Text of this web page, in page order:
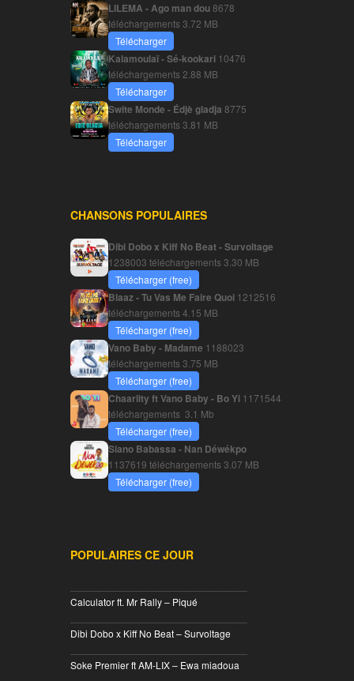
LILEMA - Ago man dou8678
téléchargements3.72 MB
Télécharger
Kalamoulaï - Sé-kookari 10476
téléchargements 2.88 MB
Télécharger
Swite Monde - Édjè gladja 8775
téléchargements3.81 MB
Télécharger
CHANSONS POPULAIRES
Dibi Dobo x Kiff No Beat - Survoltage
1238003 téléchargements3.30 MB
Télécharger (free)
Blaaz - Tu Vas Me Faire Quoi 1212516
téléchargements4.15 MB
Télécharger (free)
Vano Baby - Madame 1188023
téléchargements3.75 MB
Télécharger (free)
Chaarlity ft Vano Baby - Bo Yi 1171544
téléchargements 3.1 Mb
Télécharger (free)
Siano Babassa - Nan Déwékpo
1137619 téléchargements3.07 MB
Télécharger (free)
POPULAIRES CE JOUR
Calculator ft. Mr Rally – Piqué
Dibi Dobo x Kiff No Beat – Survoltage
Soke Premier ft AM-LIX – Ewa miadoua